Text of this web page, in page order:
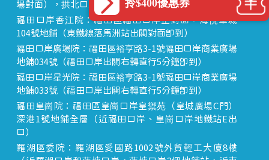
場對面），拱北口岸步行8分鐘直達
福田口岸香江院：福田區福田口岸正對面，海悅華城
104號地鋪（東鐵線落馬洲站出關對面即到）
福田口岸廣場院：福田區裕亨路3-1號福田口岸商業廣場
地鋪034號（福田口岸出關右轉直行5分鐘即到）
福田口岸星光院：福田區裕亨路3-1號福田口岸商業廣場
地鋪033號（福田口岸出關右轉直行5分鐘即到）
福田皇崗院：福田區皇崗口岸皇禦苑（皇城廣場C門）
深港1號地鋪全層（近福田口岸、皇崗口岸地鐵站E出
口）
羅湖區委院：羅湖區愛國路1002號外貿輕工大廈8樓
拎$400優惠券